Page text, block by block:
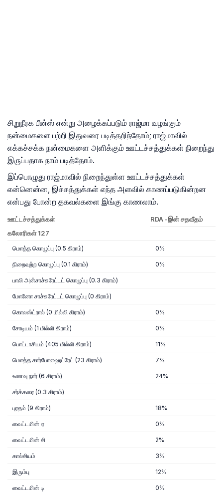
சிறுநீரக பீன்ஸ் என்று அழைக்கப்படும் ராஜ்மா வழங்கும்
நன்மைகளை பற்றி இதுவரை படித்தறிந்தோம்; ராஜ்மாவில்
எக்கச்சக்க நன்மைகளை அளிக்கும் ஊட்டச்சத்துக்கள் நிறைந்து
இருப்பதாக நாம் படித்தோம்.
இப்பொழுது ராஜ்மாவில் நிறைந்துள்ள ஊட்டச்சத்துக்கள்
என்னென்ன, இச்சத்துக்கள் எந்த அளவில் காணப்படுகின்றன
என்பது போன்ற தகவல்களை இங்கு காணலாம்.
ஊட்டச்சத்துக்கள்
RDA -இன் சதவீதம்
கலோரிகள் 127
மொத்த கொழுப்பு (0.5 கிராம்) 0%
நிறைவுற்ற கொழுப்பு (0.1 கிராம்) 0%
பாலி அன்சாச்சுரேட்டட் கொழுப்பு (0.3 கிராம்)
மோனோ சாச்சுரேட்டட் கொழுப்பு (0 கிராம்)
கொலஸ்ட்ரால் (0 மில்லி கிராம்) 0%
சோடியம் (1 மில்லி கிராம்) 0%
பொட்டாசியம் (405 மில்லி கிராம்) 11%
மொத்த கார்போஹைட்ரேட் (23 கிராம்) 7%
உணவு நார் (6 கிராம்) 24%
சர்க்கரை (0.3 கிராம்)
புரதம் (9 கிராம்) 18%
வைட்டமின் ஏ 0%
வைட்டமின் சி 2%
கால்சியம் 3%
இரும்பு 12%
வைட்டமின் டி 0%